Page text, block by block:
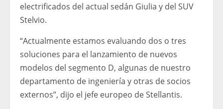
electrificados del actual sedán Giulia y del SUV
Stelvio.
“Actualmente estamos evaluando dos o tres
soluciones para el lanzamiento de nuevos
modelos del segmento D, algunas de nuestro
departamento de ingeniería y otras de socios
externos”, dijo el jefe europeo de Stellantis.